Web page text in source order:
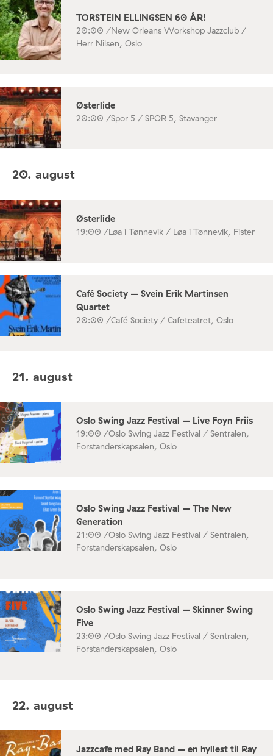
TORSTEIN ELLINGSEN 60 ÅR!
20:00 /New Orleans Workshop Jazzclub /
Herr Nilsen, Oslo
Østerlide
20:00 /Spor 5 / SPOR 5, Stavanger
20. august
Østerlide
19:00 /Løa i Tønnevik / Løa i Tønnevik, Fister
Café Society – Svein Erik Martinsen
Quartet
20:00 /Café Society / Cafeteatret, Oslo
21. august
Oslo Swing Jazz Festival – Live Foyn Friis
19:00 /Oslo Swing Jazz Festival / Sentralen,
Forstanderskapsalen, Oslo
Oslo Swing Jazz Festival – The New
Generation
21:00 /Oslo Swing Jazz Festival / Sentralen,
Forstanderskapsalen, Oslo
Oslo Swing Jazz Festival – Skinner Swing
Five
23:00 /Oslo Swing Jazz Festival / Sentralen,
Forstanderskapsalen, Oslo
22. august
Jazzcafe med Ray Band – en hyllest til Ray